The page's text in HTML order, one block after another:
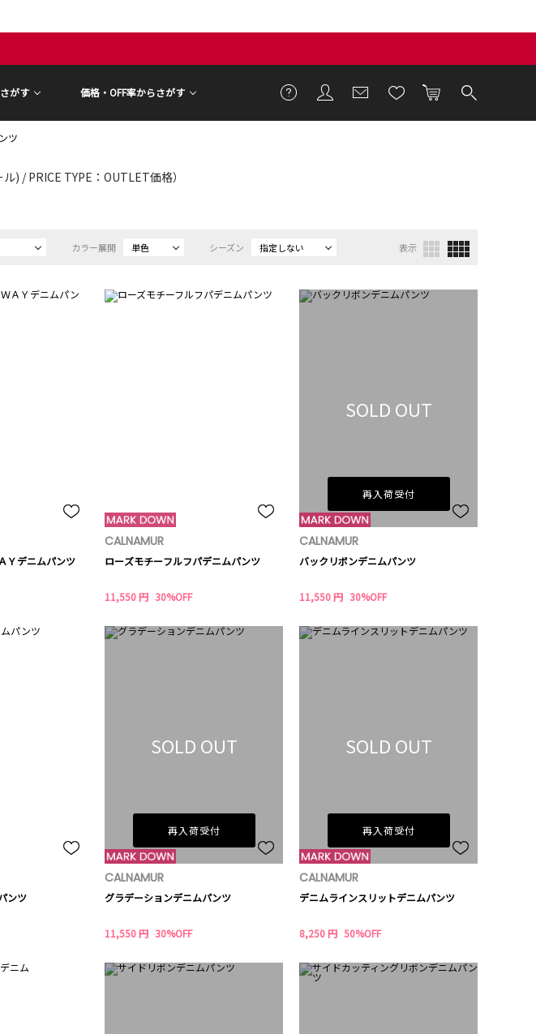
がす 価格・OFF率からさがす
ツ
) / PRICE TYPE：OUTLET価格）
カラー展開 単色 シーズン 指定しない 表示
Ｙデニムパンツ
CALNAMUR
ローズモチーフルフパデニムパンツ
11,550 円 30%OFF
SOLD OUT
再入荷受付
CALNAMUR
バックリボンデニムパンツ
11,550 円 30%OFF
ンツ
SOLD OUT
再入荷受付
CALNAMUR
グラデーションデニムパンツ
11,550 円 30%OFF
SOLD OUT
再入荷受付
CALNAMUR
デニムラインスリットデニムパンツ
8,250 円 50%OFF